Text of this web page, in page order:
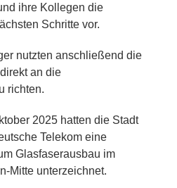
ihre Kollegen die
Schritte vor.
nutzten anschließend die
an die
richten.
2025 hatten die Stadt
Telekom eine
Glasfaserausbau im
Mitte unterzeichnet.